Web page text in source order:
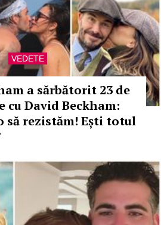
VEDETE
a sărbătorit 23 de
cu David Beckham:
să rezistăm! Ești totul